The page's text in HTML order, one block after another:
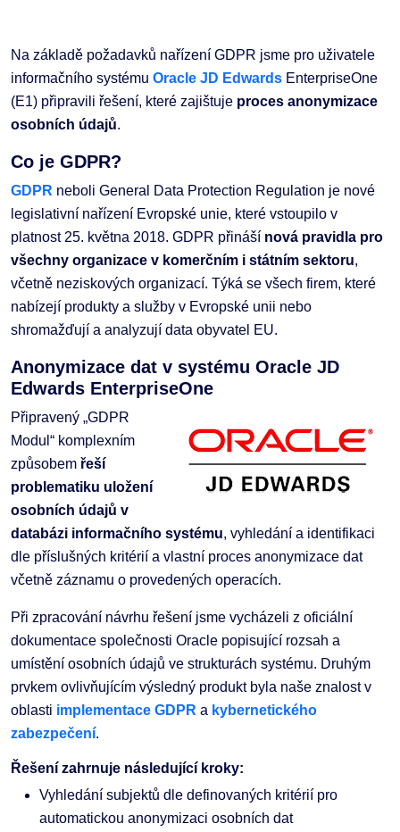
Na základě požadavků nařízení GDPR jsme pro uživatele
informačního systému Oracle JD Edwards EnterpriseOne
(E1) připravili řešení, které zajištuje proces anonymizace
osobních údajů.
Co je GDPR?
GDPR neboli General Data Protection Regulation je nové
legislativní nařízení Evropské unie, které vstoupilo v
platnost 25. května 2018. GDPR přináší nová pravidla pro
všechny organizace v komerčním i státním sektoru,
včetně neziskových organizací. Týká se všech firem, které
nabízejí produkty a služby v Evropské unii nebo
shromažďují a analyzují data obyvatel EU.
Anonymizace dat v systému Oracle JD
Edwards EnterpriseOne
Připravený „GDPR
Modul“ komplexním
způsobem řeší
problematiku uložení
osobních údajů v
databázi informačního systému, vyhledání a identifikaci
dle příslušných kritérií a vlastní proces anonymizace dat
včetně záznamu o provedených operacích.
Při zpracování návrhu řešení jsme vycházeli z oficiální
dokumentace společnosti Oracle popisující rozsah a
umístění osobních údajů ve strukturách systému. Druhým
prvkem ovlivňujícím výsledný produkt byla naše znalost v
oblasti implementace GDPR a kybernetického
zabezpečení.
Řešení zahrnuje následující kroky:
Vyhledání subjektů dle definovaných kritérií pro
automatickou anonymizaci osobních dat